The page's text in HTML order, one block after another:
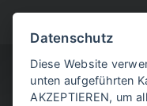
Datenschutz
Diese Website
unten aufgeführten
AKZEPTIEREN, um